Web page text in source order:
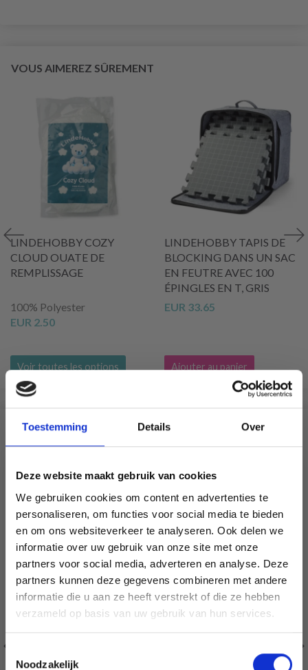
Toestemming Details Over
Deze website maakt gebruik van cookies
We gebruiken cookies om content en advertenties te
personaliseren, om functies voor social media te bieden
en om ons websiteverkeer te analyseren. Ook delen we
informatie over uw gebruik van onze site met onze
partners voor social media, adverteren en analyse. Deze
partners kunnen deze gegevens combineren met andere
informatie die u aan ze heeft verstrekt of die ze hebben
verzameld op basis van uw gebruik van hun services.
Toestemmingsselectie
Noodzakelijk
VOUS AIMEREZ SÛREMENT
LINDEHOBBY COZY
CLOUD OUATE DE
REMPLISSAGE
100% Polyester
EUR 2.50
Voir toutes les options
LINDEHOBBY TAPIS DE
BLOCKING DANS UN SAC
EN FEUTRE AVEC 100
ÉPINGLES EN T, GRIS
EUR 33.65
Ajouter au panier
SIMILAIRE À CECI
Économisez jusqu'à 50 %
Soyez le premier à connaître nos soldes et